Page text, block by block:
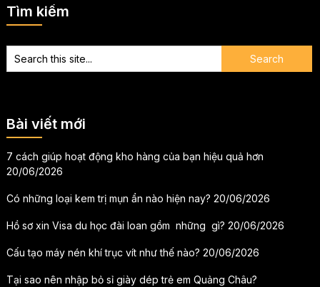
Tìm kiếm
Bài viết mới
7 cách giúp hoạt động kho hàng của bạn hiệu quả hơn
20/06/2026
Có những loại kem trị mụn ẩn nào hiện nay? 20/06/2026
Hồ sơ xin Visa du học đài loan gồm những gì? 20/06/2026
Cấu tạo máy nén khí trục vít như thế nào? 20/06/2026
Tại sao nên nhập bỏ sỉ giày dép trẻ em Quảng Châu?